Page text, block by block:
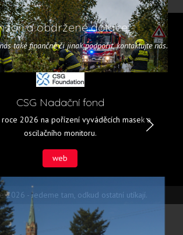
a obdržené dotace
také finančně či jinak podpořit, kontaktujte nás.
CSG Nadační fond
2026 na pořízení vyváděcích masek a
oscilačního monitoru.
web
2026 - Jedeme tam, odkud ostatní utíkají.